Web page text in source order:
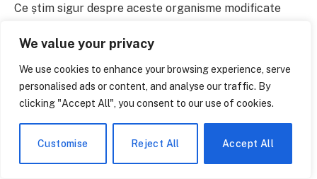
We value your privacy
We use cookies to enhance your browsing experience, serve
personalised ads or content, and analyse our traffic. By
clicking "Accept All", you consent to our use of cookies.
Customise Reject All Accept All
Ce știm sigur despre aceste organisme modificate
prea repede, prea în viteză. Nu avem încă date
suficiente. – Costel Vînătoru, cercetător
Citește pe Antena3.ro